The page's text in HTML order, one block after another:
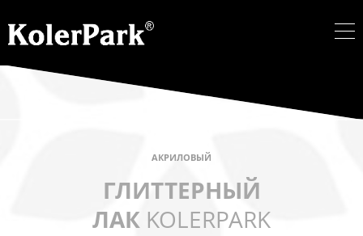
АКРИЛОВЫЙ
ГЛИТТЕРНЫЙ
ЛАК KOLERPARK